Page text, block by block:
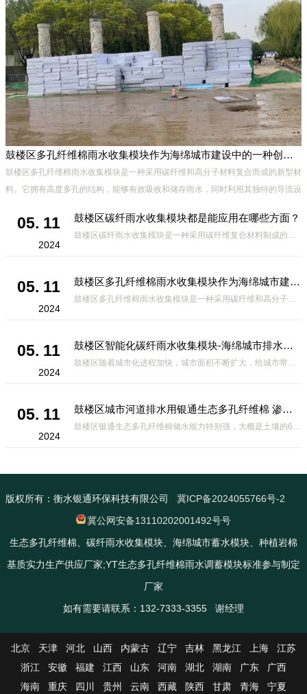
鼓楼区多孔纤维棉雨水收集模块作为海绵城市建设中的一种创新材料
鼓楼区多孔纤维棉雨水收集模块是一种采用碳纤维和高分子材料复合而成的新型材
料。它拥有高度多孔的结构，能够有效吸收和储存雨水，同时利用其独特的导流设
05. 11
2024
鼓楼区碳纤雨水收集模块都是能应用在哪些方面？
鼓楼区碳纤雨水收集模块是一种采用碳纤维复合材料制成的雨水收集装置，具有*、环保、可持续等诸多优点。这种模块的设计独特，结构轻巧且强度高，耐腐蚀，能够在各种环境条件下稳定运行。其广泛的应用领域不仅体现在城市规
05. 11
2024
鼓楼区多孔纤维棉雨水收集模块作为海绵城市建设中的一种创新材料
鼓楼区多孔纤维棉雨水收集模块是一种采用碳纤维和高分子材料复合而成的新型材料。它拥有高度多孔的结构，能够有效吸收和储存雨水，同时利用其独特的导流设计，将雨水迅速排出，有效防止城市内涝的发生。此外，该材料还具有
05. 11
2024
鼓楼区智能化碳纤雨水收集模块-海绵城市排水蓄水系统的优选项
鼓楼区随着城市化进程加快，城市面积不断扩大，给城市带来的问题也随之增加。其中之一就是水资源的短缺。雨水收集是一种解决城市水资源短缺的有效途径。在雨水收集技术中，智能化碳纤雨水收集模块的出现，为解决城市水资源
05. 11
2024
鼓楼区城市河道排水用银通生态多孔纤维棉 渗透性好重量轻
鼓楼区银通生态多孔纤维棉储水能力特别强，大概是土壤的6倍，所以在下暴雨或者是严重的雨雪天气时，能将降水量很好的吸收掉，到了天气晴朗之后又会将这些水分蒸发到空气中。这种材料在绿化环保上能起到很大的作用，能够大
版权所有：衡水银通环保科技有限公司
冀ICP备2024055766号-2
冀公网安备13110202001492号号
生态多孔纤维棉、碳纤雨水收集模块、海绵城市蓄水模块、种植岩棉
基质实力生产供应厂家;YT生态多孔纤维棉雨水调蓄模块标准参与制定
厂家
如有需要请联系：132-7333-3355 谢经理
北京 天津 河北 山西 内蒙古 辽宁 吉林 黑龙江 上海
江苏
浙江
安徽 福建 江西 山东 河南 湖北 湖南 广东
广西
海南
重庆 四川 贵州 云南 西藏 陕西 甘肃 青海 宁夏